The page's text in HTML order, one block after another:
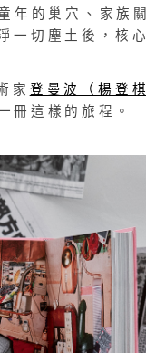
年的巢穴、家族
一切塵土後，核
家 登曼波（楊登棋
冊這樣的旅程。